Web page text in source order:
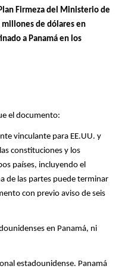
Firmeza del Ministerio de
millones de dólares en
a Panamá en los
el documento:
vinculante para EE.UU. y
constituciones y los
países, incluyendo el
de las partes puede terminar
con previo aviso de seis
en Panamá, ni
estadounidense. Panamá